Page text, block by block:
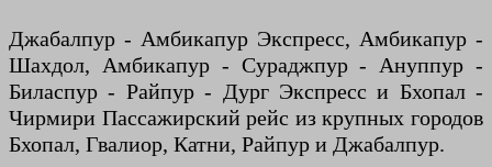
Джабалпур - Амбикапур Экспресс, Амбикапур -
Шахдол, Амбикапур - Сураджпур - Ануппур -
Биласпур - Райпур - Дург Экспресс и Бхопал -
Чирмири Пассажирский рейс из крупных городов
Бхопал, Гвалиор, Катни, Райпур и Джабалпур.